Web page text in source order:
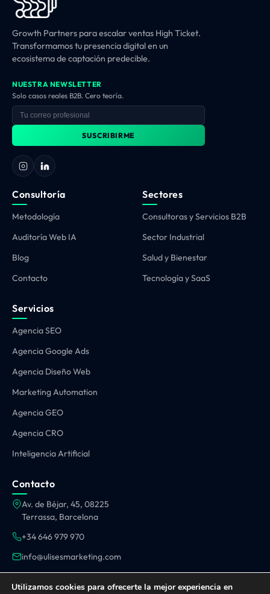
Growth Partners para escalar ventas High Ticket.
Transformamos tu presencia digital en un
ecosistema de captación predecible.
NUESTRA NEWSLETTER
Solo casos reales B2B. Cero teoría.
SUSCRIBIRME
Consultoría
Metodología
Auditoría Web IA
Blog
Contacto
Servicios
Agencia SEO
Agencia Google Ads
Agencia Diseño Web
Marketing Automation
Agencia GEO
Agencia CRO
Inteligencia Artificial
Sectores
Consultoras y Servicios B2B
Sector Industrial
Salud y Bienestar
Tecnología y SaaS
Contacto
Av. de Béjar, 45, 08225
Terrassa, Barcelona
+34 646 979 970
info@ulisesmarketing.com
OPERAMOS EN TODA ESPAÑA:
Utilizamos cookies para ofrecerte la mejor experiencia en